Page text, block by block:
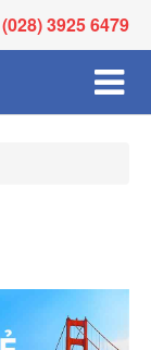
(028) 3925 6479